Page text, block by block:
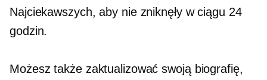
Najciekawszych, aby nie zniknęły w ciągu 24
godzin.
Możesz także zaktualizować swoją biografię,